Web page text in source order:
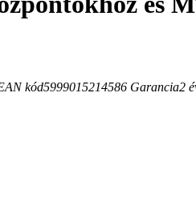
kód5999015214586 Garancia2